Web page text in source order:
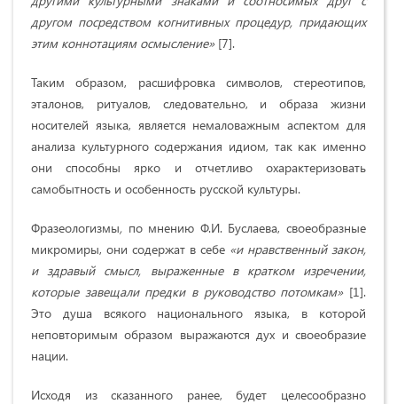
другом посредством когнитивных процедур, придающих
этим коннотациям осмысление» [7].
Таким образом, расшифровка символов, стереотипов,
эталонов, ритуалов, следовательно, и образа жизни
носителей языка, является немаловажным аспектом для
анализа культурного содержания идиом, так как именно
они способны ярко и отчетливо охарактеризовать
самобытность и особенность русской культуры.
Фразеологизмы, по мнению Ф.И. Буслаева, своеобразные
микромиры, они содержат в себе «и нравственный закон,
и здравый смысл, выраженные в кратком изречении,
которые завещали предки в руководство потомкам» [1].
Это душа всякого национального языка, в которой
неповторимым образом выражаются дух и своеобразие
нации.
Исходя из сказанного ранее, будет целесообразно